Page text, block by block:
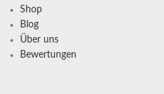
Shop
Blog
Über uns
Bewertungen